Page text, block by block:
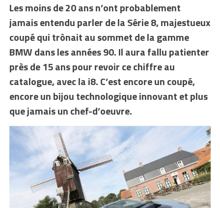
Les moins de 20 ans n’ont probablement
jamais entendu parler de la Série 8, majestueux
coupé qui trônait au sommet de la gamme
BMW dans les années 90. Il aura fallu patienter
près de 15 ans pour revoir ce chiffre au
catalogue, avec la i8. C’est encore un coupé,
encore un bijou technologique innovant et plus
que jamais un chef-d’oeuvre.